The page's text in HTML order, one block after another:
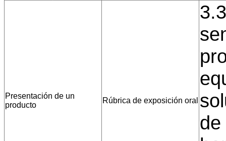
Presentación de un
producto
Rúbrica de exposición oral
de